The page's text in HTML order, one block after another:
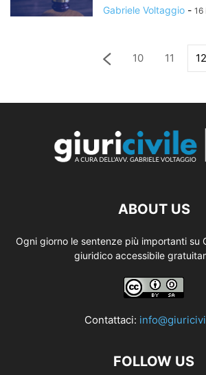
Gabriele Voltaggio - 16
10 11 12
ABOUT US
Ogni giorno le sentenze più importanti su
giuridico accessibile
Contattaci:
FOLLOW US